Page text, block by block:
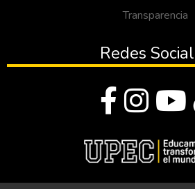
Transparencia
Redes